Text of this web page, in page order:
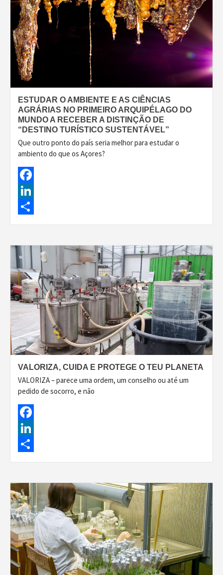
ESTUDAR O AMBIENTE E AS CIÊNCIAS
AGRÁRIAS NO PRIMEIRO ARQUIPÉLAGO DO
MUNDO A RECEBER A DISTINÇÃO DE
“DESTINO TURÍSTICO SUSTENTÁVEL”
Que outro ponto do país seria melhor para estudar o
ambiento do que os Açores?
Facebook
LinkedIn
Share
VALORIZA, CUIDA E PROTEGE O TEU PLANETA
VALORIZA – parece uma ordem, um conselho ou até um
pedido de socorro, e não
Facebook
LinkedIn
Share